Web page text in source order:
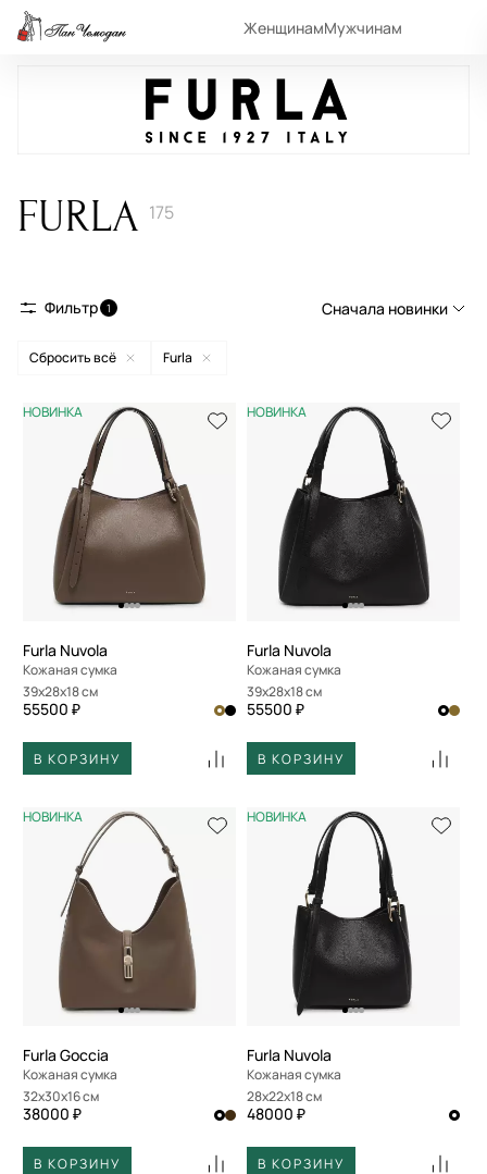
ЖенщинамМужчинам
FURLA 175
Фильтр 1 Сначала новинки
Сначала популярные
По возрастанию цены
По убыванию цены
По размеру скидки
По скорости доставки
Сбросить всё Furla
НОВИНКА
Furla Nuvola
Кожаная сумка
39x28x18 см
55500 ₽
В КОРЗИНУ
НОВИНКА
Furla Nuvola
Кожаная сумка
39x28x18 см
55500 ₽
В КОРЗИНУ
НОВИНКА
Furla Goccia
Кожаная сумка
32x30x16 см
38000 ₽
В КОРЗИНУ
НОВИНКА
Furla Nuvola
Кожаная сумка
28x22x18 см
48000 ₽
В КОРЗИНУ